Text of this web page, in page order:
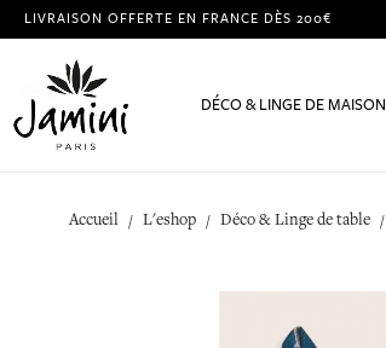
LIVRAISON OFFERTE EN FRANCE DÈS 200€
DÉCO & LINGE DE MAISON
Accueil L'eshop Déco & Linge de table